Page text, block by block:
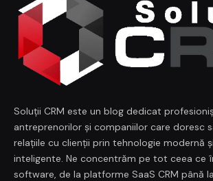
Soluții CRM este un blog dedicat
antreprenorilor și companiilor care doresc
relațiile cu clienții prin tehnologie modernă
inteligente. Ne concentrăm pe tot ceea ce
software, de la platforme SaaS CRM până